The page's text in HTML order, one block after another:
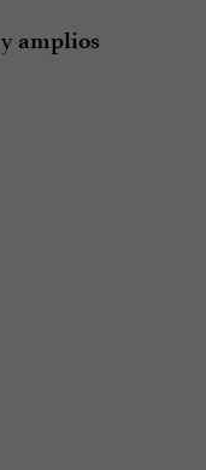
y amplios